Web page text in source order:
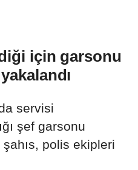
için garsonu
servisi
şef garsonu
polis ekipleri